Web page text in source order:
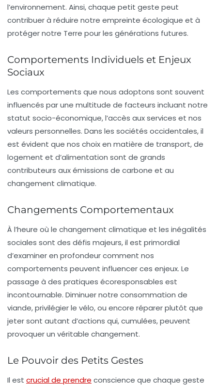
l’environnement. Ainsi, chaque petit geste peut
contribuer à réduire notre empreinte écologique et à
protéger notre Terre pour les générations futures.
Comportements Individuels et Enjeux
Sociaux
Les comportements que nous adoptons sont souvent
influencés par une multitude de facteurs incluant notre
statut socio-économique, l’accès aux services et nos
valeurs personnelles. Dans les sociétés occidentales, il
est évident que nos choix en matière de transport, de
logement et d’alimentation sont de grands
contributeurs auxémissions de carbone et au
changement climatique.
Changements Comportementaux
À l’heure où le changement climatique et les inégalités
sociales sont des défis majeurs, il est primordial
d’examiner en profondeur comment nos
comportements peuvent influencer ces enjeux. Le
passage à des pratiques écoresponsables est
incontournable. Diminuer notre consommation de
viande, privilégier le vélo, ou encore réparer plutôt que
jeter sont autant d’actions qui, cumulées, peuvent
provoquer un véritable changement.
Le Pouvoir des Petits Gestes
Il est crucial de prendre conscience que chaque geste